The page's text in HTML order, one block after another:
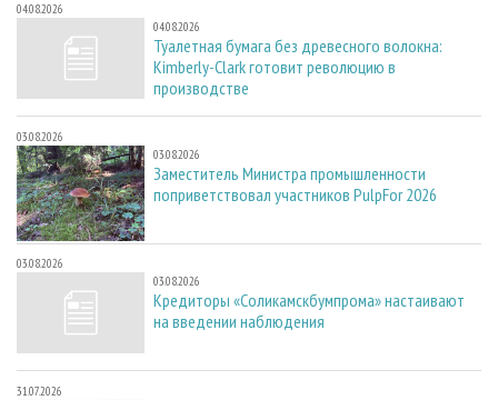
04.08.2026
04.08.2026
Туалетная бумага без древесного волокна:
Kimberly-Clark готовит революцию в
производстве
03.08.2026
03.08.2026
Заместитель Министра промышленности
поприветствовал участников PulpFor 2026
03.08.2026
03.08.2026
Кредиторы «Соликамскбумпрома» настаивают
на введении наблюдения
31.07.2026